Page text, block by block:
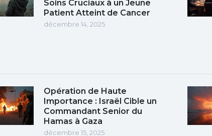
Soins Cruciaux à un Jeune
Patient Atteint de Cancer
décembre 14, 2025
Opération de Haute
Importance : Israël Cible un
Commandant Senior du
Hamas à Gaza
décembre 15, 2025